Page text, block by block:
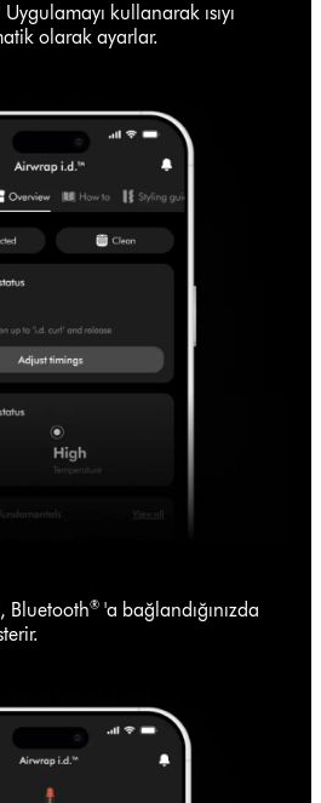
kullanarak ısıyı
olarak ayarlar.
Bluetooth®'a bağlandığınızda